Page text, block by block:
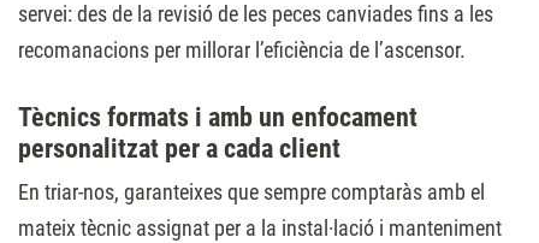
servei: des de la revisió de les peces canviades fins a les
recomanacions per millorar l’eficiència de l’ascensor.
Tècnics formats i amb un enfocament
personalitzat per a cada client
En triar-nos, garanteixes que sempre comptaràs amb el
mateix tècnic assignat per a la instal·lació i manteniment